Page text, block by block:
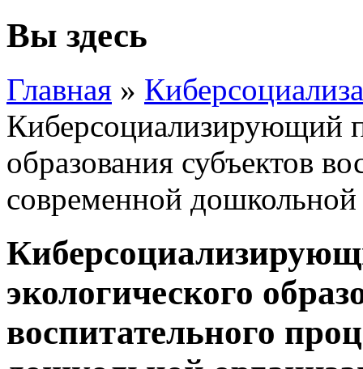
Вы здесь
Главная »
Киберсоциализирующий
образования субъектов
современной дошкольной
экологического
воспитательного